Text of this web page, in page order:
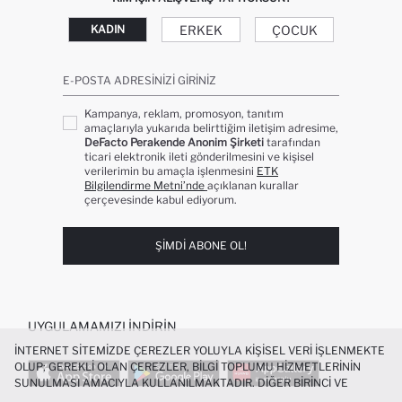
KADIN ERKEK ÇOCUK
E-POSTA ADRESINIZI GIRINIZ
Kampanya, reklam, promosyon, tanıtım
amaçlarıyla yukarıda belirttiğim iletişim adresime,
DeFacto Perakende Anonim Şirketi tarafından
ticari elektronik ileti gönderilmesini ve kişisel
verilerimin bu amaçla işlenmesini ETK
Bilgilendirme Metni’nde açıklanan kurallar
çerçevesinde kabul ediyorum.
ŞIMDI ABONE OL!
UYGULAMAMIZI İNDIRIN
İNTERNET SITEMIZDE ÇEREZLER YOLUYLA KIŞISEL VERI IŞLENMEKTE
OLUP; GEREKLI OLAN ÇEREZLER, BILGI TOPLUMU HIZMETLERININ
SUNULMASI AMACIYLA KULLANILMAKTADIR. DIĞER BIRINCI VE